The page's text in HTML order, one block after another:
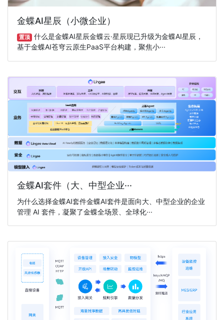
金蝶AI星辰（小微企业）
置顶 什么是金蝶AI星辰金蝶云·星辰现已升级为金蝶AI星辰，
基于金蝶AI苍穹云原生PaaS平台构建，聚焦小···
金蝶AI套件（大、中型企业···
为什么选择金蝶AI套件金蝶AI套件是面向大、中型企业的企业
管理 AI 套件，凝聚了金蝶全场景、全球化···